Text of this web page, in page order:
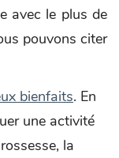
avec le plus de
pouvons citer
bienfaits. En
une activité
la